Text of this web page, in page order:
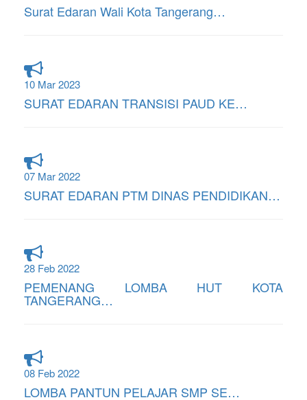
Surat Edaran Wali Kota Tangerang…
10 Mar 2023
SURAT EDARAN TRANSISI PAUD KE…
07 Mar 2022
SURAT EDARAN PTM DINAS PENDIDIKAN…
28 Feb 2022
PEMENANG LOMBA HUT KOTA
TANGERANG…
08 Feb 2022
LOMBA PANTUN PELAJAR SMP SE…